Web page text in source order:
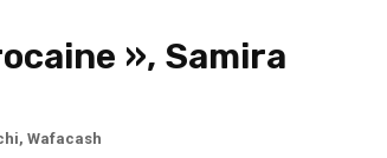
», Samira
, Wafacash